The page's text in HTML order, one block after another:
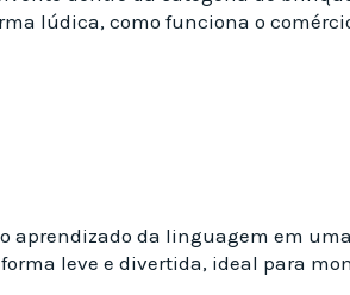
lúdica, como funciona o
aprendizado da linguagem em
leve e divertida, ideal para